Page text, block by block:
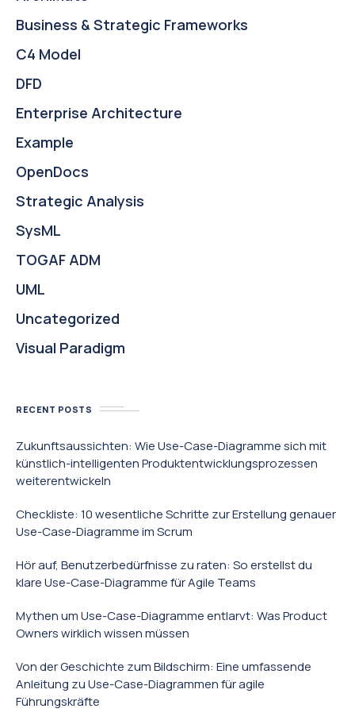
Business & Strategic Frameworks
C4 Model
DFD
Enterprise Architecture
Example
OpenDocs
Strategic Analysis
SysML
TOGAF ADM
UML
Uncategorized
Visual Paradigm
RECENT POSTS
Zukunftsaussichten: Wie Use-Case-Diagramme sich mit
künstlich-intelligenten Produktentwicklungsprozessen
weiterentwickeln
Checkliste: 10 wesentliche Schritte zur Erstellung genauer
Use-Case-Diagramme im Scrum
Hör auf, Benutzerbedürfnisse zu raten: So erstellst du
klare Use-Case-Diagramme für Agile Teams
Mythen um Use-Case-Diagramme entlarvt: Was Product
Owners wirklich wissen müssen
Von der Geschichte zum Bildschirm: Eine umfassende
Anleitung zu Use-Case-Diagrammen für agile
Führungskräfte